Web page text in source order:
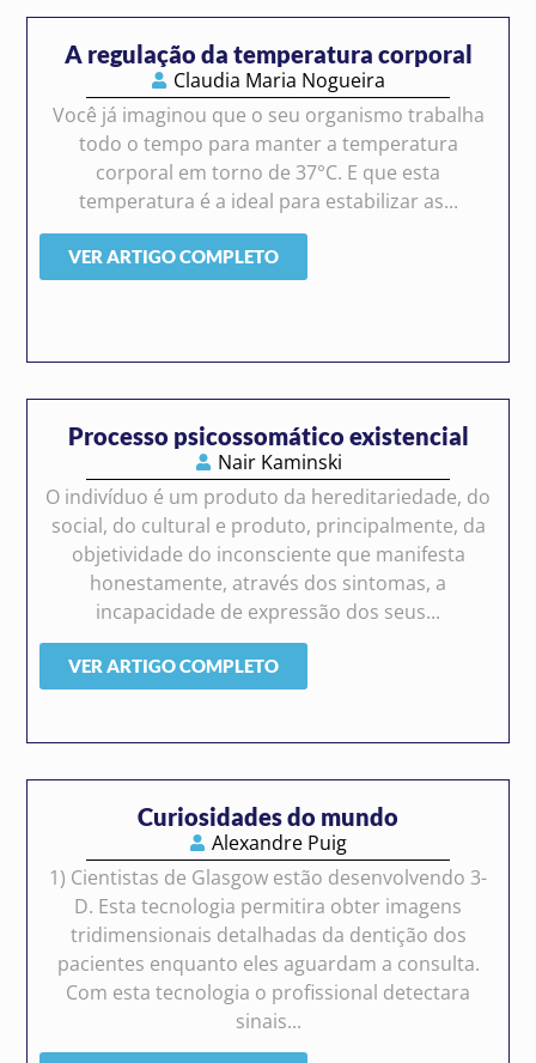
A regulação da temperatura corporal
Claudia Maria Nogueira
Você já imaginou que o seu organismo trabalha
todo o tempo para manter a temperatura
corporal em torno de 37°C. E que esta
temperatura é a ideal para estabilizar as...
VER ARTIGO COMPLETO
Processo psicossomático existencial
Nair Kaminski
O indivíduo é um produto da hereditariedade, do
social, do cultural e produto, principalmente, da
objetividade do inconsciente que manifesta
honestamente, através dos sintomas, a
incapacidade de expressão dos seus...
VER ARTIGO COMPLETO
Curiosidades do mundo
Alexandre Puig
1) Cientistas de Glasgow estão desenvolvendo 3-
D. Esta tecnologia permitira obter imagens
tridimensionais detalhadas da dentição dos
pacientes enquanto eles aguardam a consulta.
Com esta tecnologia o profissional detectara
sinais...